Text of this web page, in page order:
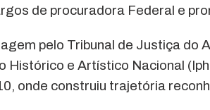
de procuradora Federal e
pelo Tribunal de Justiça do
Histórico e Artístico Nacional
onde construiu trajetória